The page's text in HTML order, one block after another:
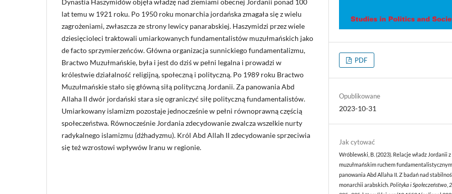
lat temu w 1921 roku. Po 1950 roku monarchia jordańska zmagała się z wielu
zagrożeniami, zwłaszcza ze strony lewicy panarabskiej. Haszymidzi przez wiele
dziesięcioleci traktowali umiarkowanych fundamentalistów muzułmańskich jako
de facto sprzymierzeńców. Główna organizacja sunnickiego fundamentalizmu,
Bractwo Muzułmańskie, była i jest do dziś w pełni legalna i prowadzi w
królestwie działalność religijną, społeczną i polityczną. Po 1989 roku Bractwo
Muzułmańskie stało się główną siłą polityczną Jordanii. Za panowania Abd
Allaha II dwór jordański stara się ograniczyć siłę polityczną fundamentalistów.
Umiarkowany islamizm pozostaje jednocześnie w pełni równoprawną częścią
społeczeństwa. Równocześnie Jordania zdecydowanie zwalcza wszelkie nurty
radykalnego islamizmu (dżhadyzmu). Król Abd Allah II zdecydowanie sprzeciwia
się też wzrostowi wpływów Iranu w regionie.
PDF
Opublikowane
2023-10-31
Jak cytować
Wróblewski, B. (2023). Relacje władz Jordanii z
muzułmańskim ruchem
panowania Abd Allaha II. Z badań nad
monarchii arabskich.Polityka i Społeczeństwo,